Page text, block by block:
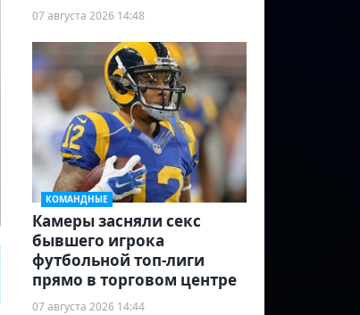
07 августа 2026 14:48
КОМАНДНЫЕ
Камеры засняли секс
бывшего игрока
футбольной топ-лиги
прямо в торговом центре
07 августа 2026 14:44